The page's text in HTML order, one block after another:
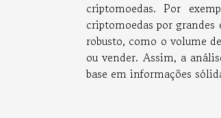
criptomoedas. Por
criptomoedas por
robusto, como o volume
ou vender. Assim, a
base em informações